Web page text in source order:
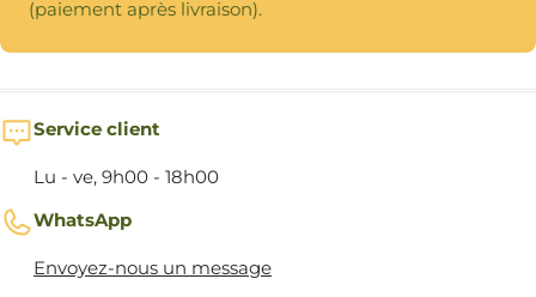
(paiement après livraison).
Service client
Lu - ve, 9h00 - 18h00
WhatsApp
Envoyez-nous un message